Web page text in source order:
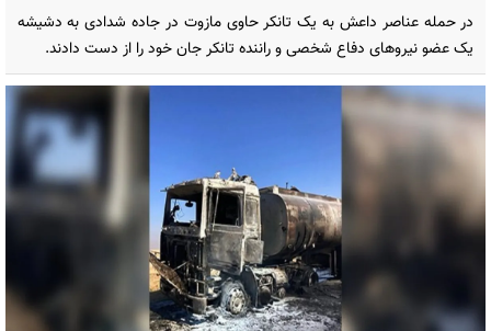
در حمله عناصر داعش به یک تانکر حاوی مازوت در جاده شدادی به دشیشه
یک عضو نیروهای دفاع شخصی و راننده تانکر جان خود را از دست دادند.